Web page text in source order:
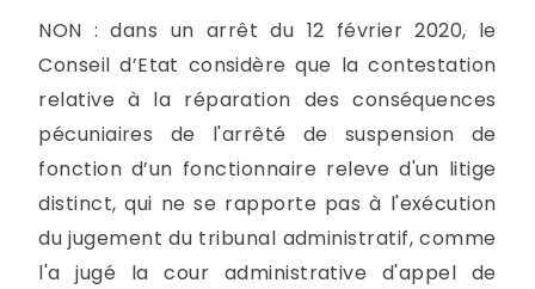
NON : dans un arrêt du 12 février 2020, le
Conseil d’Etat considère que la contestation
relative à la réparation des conséquences
pécuniaires de l'arrêté de suspension de
fonction d’un fonctionnaire releve d'un litige
distinct, qui ne se rapporte pas à l'exécution
du jugement du tribunal administratif, comme
l'a jugé la cour administrative d'appel de